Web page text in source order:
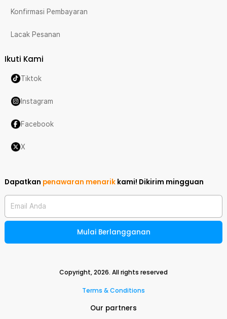
Konfirmasi Pembayaran
Lacak Pesanan
Ikuti Kami
Tiktok
Instagram
Facebook
X
Dapatkan penawaran menarik kami! Dikirim mingguan
Email Anda
Mulai Berlangganan
Copyright,2026. All rights reserved
Terms & Conditions
Our partners